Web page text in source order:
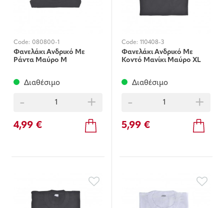
Code: 080800-1
Φανελάκι Ανδρικό Με
Ράντα Μαύρο Μ
Διαθέσιμο
- +
4,99 €
Code: 110408-3
Φανελάκι Ανδρικό Με
Κοντό Μανίκι Μαύρο XL
Διαθέσιμο
- +
5,99 €